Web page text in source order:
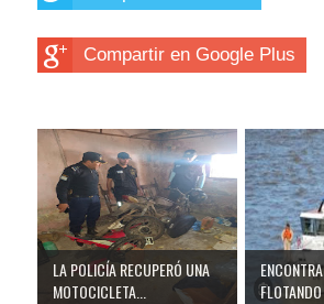
Compartir en Google Plus
LA POLICÍA RECUPERÓ UNA
MOTOCICLETA...